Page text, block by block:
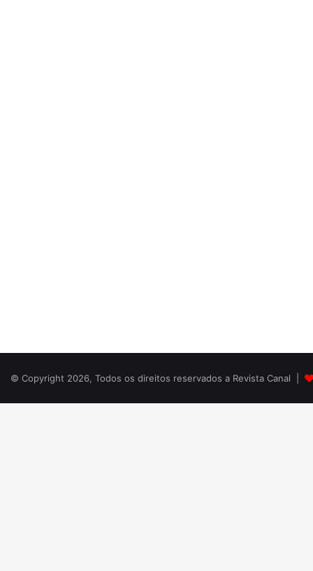
© Copyright 2026, Todos os direitos reservados a Revista Canal |